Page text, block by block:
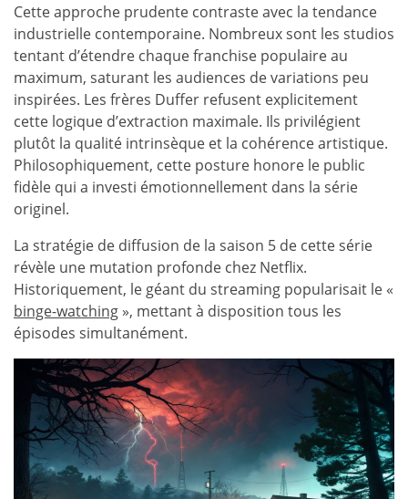
Cette approche prudente contraste avec la tendance
industrielle contemporaine. Nombreux sont les studios
tentant d’étendre chaque franchise populaire au
maximum, saturant les audiences de variations peu
inspirées. Les frères Duffer refusent explicitement
cette logique d’extraction maximale. Ils privilégient
plutôt la qualité intrinsèque et la cohérence artistique.
Philosophiquement, cette posture honore le public
fidèle qui a investi émotionnellement dans la série
originel.
La stratégie de diffusion de la saison 5 de cette série
révèle une mutation profonde chez Netflix.
Historiquement, le géant du streaming popularisait le «
binge-watching », mettant à disposition tous les
épisodes simultanément.